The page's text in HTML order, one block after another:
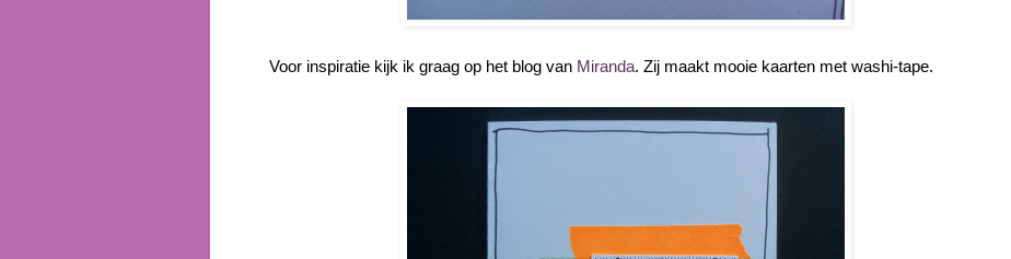
Voor inspiratie kijk ik graag op het blog van Miranda. Zij maakt mooie kaarten met washi-tape.